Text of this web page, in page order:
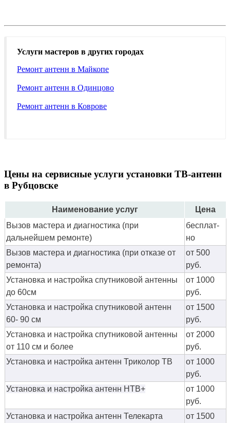
Услуги мастеров в других городах
Ремонт антенн в Майкопе
Ремонт антенн в Одинцово
Ремонт антенн в Коврове
Цены на сервисные услуги установки ТВ-антенн
в Рубцовске
Наименование услуг
Цена
Вызов мастера и диагностика (при
дальнейшем ремонте)
бес­плат­
но
Вызов мастера и диагностика (при отказе от
ремонта)
от 500
руб.
Установка и настройка спутниковой антенны
до 60см
от 1000
руб.
Установка и настройка спутниковой антенн
60- 90 см
от 1500
руб.
Установка и настройка спутниковой антенны
от 110 см и более
от 2000
руб.
Установка и настройка антенн Триколор ТВ
от 1000
руб.
Установка и настройка антенн НТВ+
от 1000
руб.
Установка и настройка антенн Телекарта
от 1500